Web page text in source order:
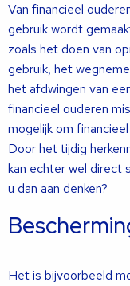
Van financieel
gebruik wordt
zoals het doen van
gebruik, het
het afdwingen van
financieel ouderen
mogelijk om
Door het tijdig
kan echter wel direct
u dan aan denken?
Het is bijvoorbeeld